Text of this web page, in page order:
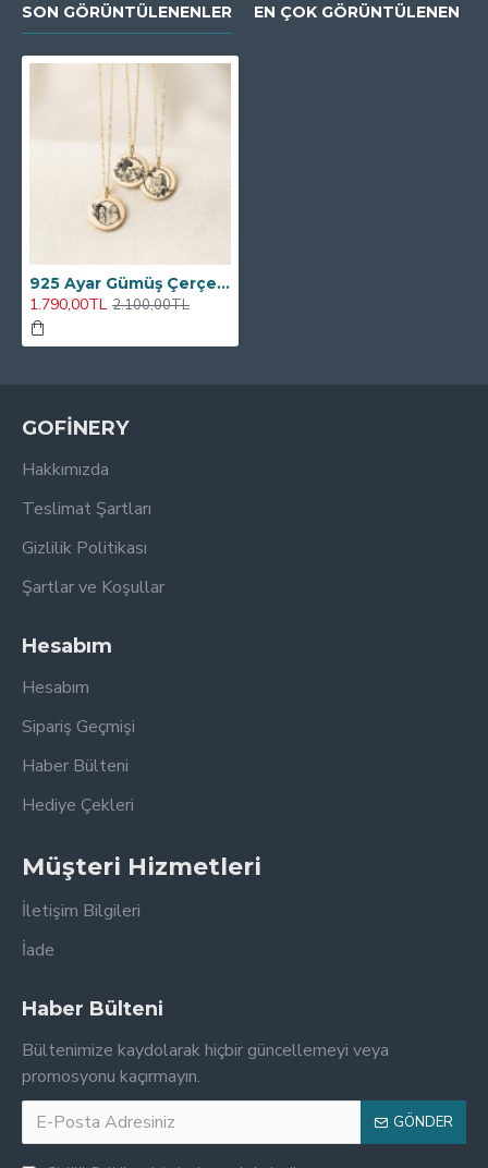
SON GÖRÜNTÜLENENLER EN ÇOK GÖRÜNTÜLENEN
925 Ayar Gümüş Çerçeveli Kişiye Özel Çizgisel Kolye
1.790,00TL 2.100,00TL
GOFİNERY
Hakkımızda
Teslimat Şartları
Gizlilik Politikası
Şartlar ve Koşullar
Hesabım
Hesabım
Sipariş Geçmişi
Haber Bülteni
Hediye Çekleri
Müşteri Hizmetleri
İletişim Bilgileri
İade
Haber Bülteni
Bültenimize kaydolarak hiçbir güncellemeyi veya
promosyonu kaçırmayın.
GÖNDER